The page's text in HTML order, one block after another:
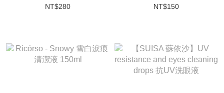
NT$280
NT$150